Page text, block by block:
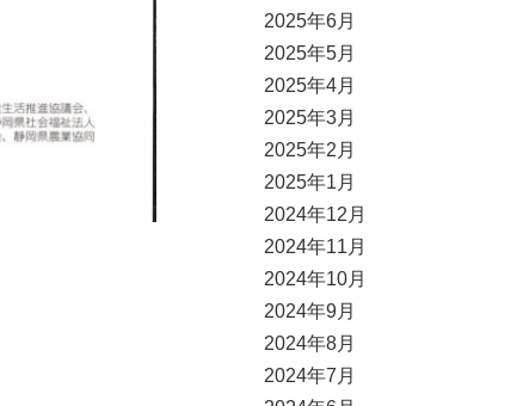
2025年6月
2025年5月
2025年4月
2025年3月
2025年2月
2025年1月
2024年12月
2024年11月
2024年10月
2024年9月
2024年8月
2024年7月